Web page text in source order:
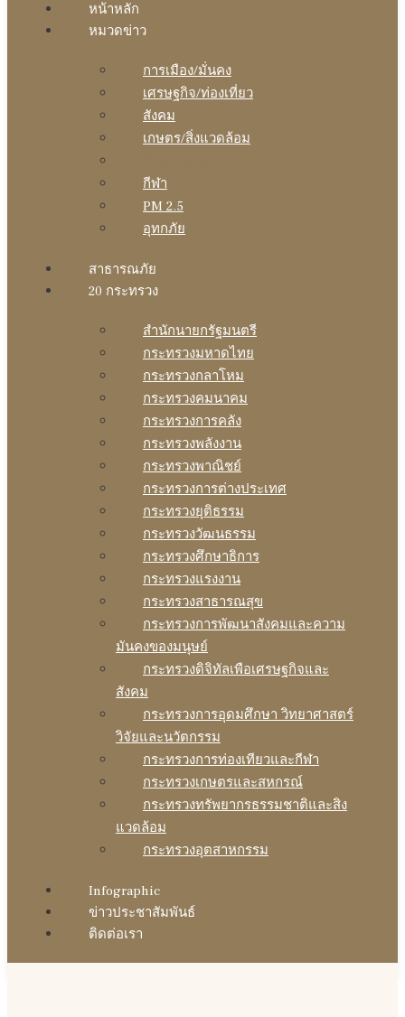
หน้าหลัก
หมวดข่าว
การเมือง/มั่นคง
เศรษฐกิจ/ท่องเที่ยว
สังคม
เกษตร/สิ่งแวดล้อม
กีฬา
PM 2.5
อุทกภัย
สาธารณภัย
20 กระทรวง
สํานักนายกรัฐมนตรี
กระทรวงมหาดไทย
กระทรวงกลาโหม
กระทรวงคมนาคม
กระทรวงการคลัง
กระทรวงพลังงาน
กระทรวงพาณิชย์
กระทรวงการต่างประเทศ
กระทรวงยุติธรรม
กระทรวงวัฒนธรรม
กระทรวงศึกษาธิการ
กระทรวงแรงงาน
กระทรวงสาธารณสุข
กระทรวงการพัฒนาสังคมและความ
มันคงของมนุษย์
กระทรวงดิจิทัลเพือเศรษฐกิจและ
สังคม
กระทรวงการอุดมศึกษา วิทยาศาสตร์
วิจัยและนวัตกรรม
กระทรวงการท่องเทียวและกีฬา
กระทรวงเกษตรและสหกรณ์
กระทรวงทรัพยากรธรรมชาติและสิง
แวดล้อม
กระทรวงอุตสาหกรรม
Infographic
ข่าวประชาสัมพันธ์
ติดต่อเรา